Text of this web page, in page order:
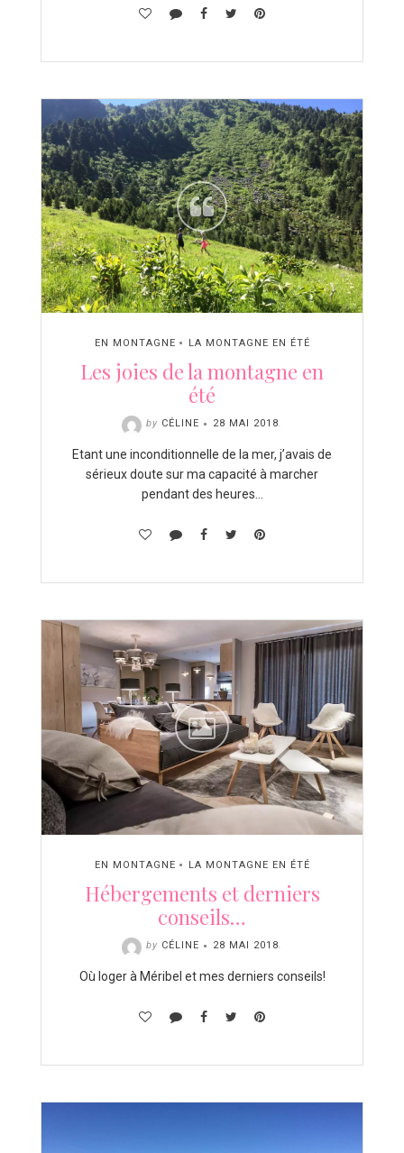
EN MONTAGNE LA MONTAGNE EN ÉTÉ
Les joies de la montagne en
été
by CÉLINE 28 MAI 2018.
Etant une inconditionnelle de la mer, j’avais de
sérieux doute sur ma capacité à marcher
pendant des heures…
EN MONTAGNE LA MONTAGNE EN ÉTÉ
Hébergements et derniers
conseils…
by CÉLINE 28 MAI 2018.
Où loger à Méribel et mes derniers conseils!